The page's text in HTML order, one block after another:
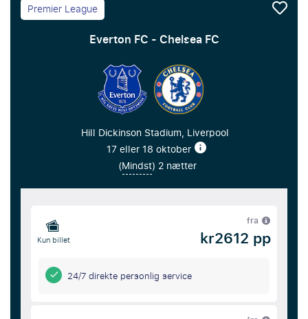
Premier League
Everton FC - Chelsea FC
Hill Dickinson Stadium, Liverpool
17 eller 18 oktober
(Mindst) 2 nætter
Kun billet
fra
kr2612 pp
24/7 direkte personlig service